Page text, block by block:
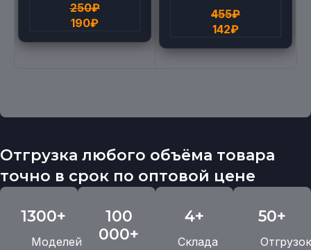
250₽
190₽
455₽
142₽
Отгрузка любого объёма товара
точно в срок по оптовой цене
1300+
Моделей
100
000+
4+
Склада
50+
Отгрузок